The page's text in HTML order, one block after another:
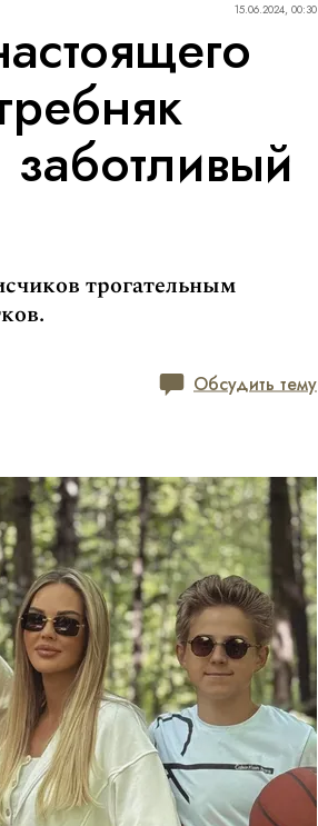
15.06.2024, 00:30
трогательным
Обсудить тему